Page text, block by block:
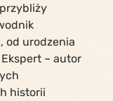
od urodzenia
– autor
historii